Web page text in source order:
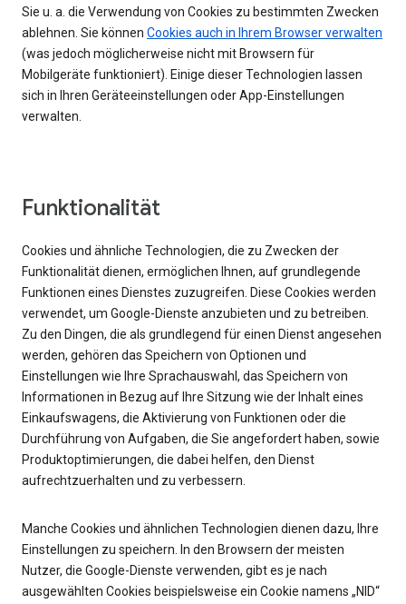
Sie u. a. die Verwendung von Cookies zu bestimmten Zwecken
ablehnen. Sie können Cookies auch in Ihrem Browser verwalten
(was jedoch möglicherweise nicht mit Browsern für
Mobilgeräte funktioniert). Einige dieser Technologien lassen
sich in Ihren Geräteeinstellungen oder App-Einstellungen
verwalten.
Funktionalität
Cookies und ähnliche Technologien, die zu Zwecken der
Funktionalität dienen, ermöglichen Ihnen, auf grundlegende
Funktionen eines Dienstes zuzugreifen. Diese Cookies werden
verwendet, um Google-Dienste anzubieten und zu betreiben.
Zu den Dingen, die als grundlegend für einen Dienst angesehen
werden, gehören das Speichern von Optionen und
Einstellungen wie Ihre Sprachauswahl, das Speichern von
Informationen in Bezug auf Ihre Sitzung wie der Inhalt eines
Einkaufswagens, die Aktivierung von Funktionen oder die
Durchführung von Aufgaben, die Sie angefordert haben, sowie
Produktoptimierungen, die dabei helfen, den Dienst
aufrechtzuerhalten und zu verbessern.
Manche Cookies und ähnlichen Technologien dienen dazu, Ihre
Einstellungen zu speichern. In den Browsern der meisten
Nutzer, die Google-Dienste verwenden, gibt es je nach
ausgewählten Cookies beispielsweise ein Cookie namens „NID“